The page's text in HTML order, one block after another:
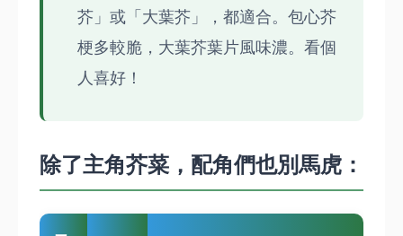
芥」或「大葉芥」，都適合。包心芥
梗多較脆，大葉芥葉片風味濃。看個
人喜好！
除了主角芥菜，配角們也別馬虎：